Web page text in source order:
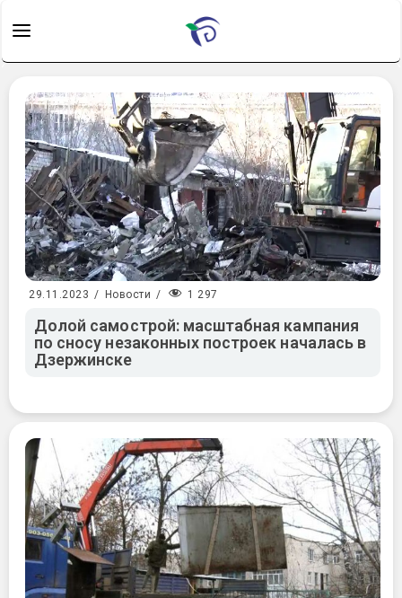
29.11.2023 / Новости / 1 297
Долой самострой: масштабная кампания
по сносу незаконных построек началась в
Дзержинске